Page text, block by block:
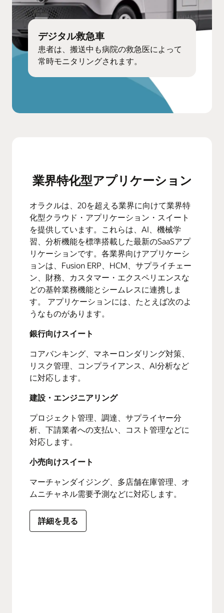
デジタル救急車
患者は、搬送中も病院の救急医によって
常時モニタリングされます。
業界特化型アプリケーション
オラクルは、20を超える業界に向けて業界特
化型クラウド・アプリケーション・スイート
を提供しています。これらは、AI、機械学
習、分析機能を標準搭載した最新のSaaSアプ
リケーションです。各業界向けアプリケーシ
ョンは、Fusion ERP、HCM、サプライチェー
ン、財務、カスタマー・エクスペリエンスな
どの基幹業務機能とシームレスに連携しま
す。 アプリケーションには、たとえば次のよ
うなものがあります。
銀行向けスイート
コアバンキング、マネーロンダリング対策、
リスク管理、コンプライアンス、AI分析など
に対応します。
建設・エンジニアリング
プロジェクト管理、調達、サプライヤー分
析、下請業者への支払い、コスト管理などに
対応します。
小売向けスイート
マーチャンダイジング、多店舗在庫管理、オ
ムニチャネル需要予測などに対応します。
詳細を見る